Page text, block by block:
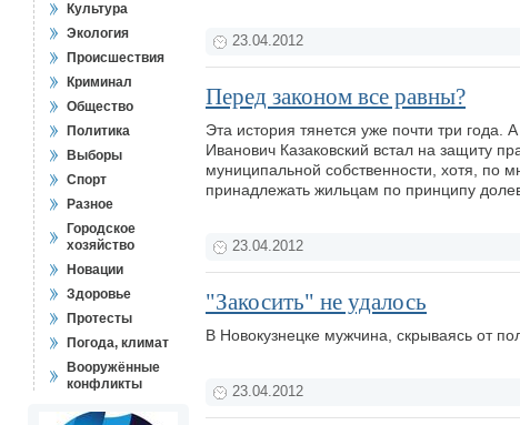
Культура
Экология
Происшествия
Криминал
Общество
Политика
Выборы
Спорт
Разное
Городское
хозяйство
Новации
Здоровье
Протесты
Погода, климат
Вооружённые
конфликты
23.04.2012
Перед законом все равны?
Эта история тянется уже почти три
Иванович Казаковский встал на защиту
муниципальной собственности, хотя, по
принадлежать жильцам по принципу
23.04.2012
"Закосить" не удалось
В Новокузнецке мужчина, скрываясь от
23.04.2012